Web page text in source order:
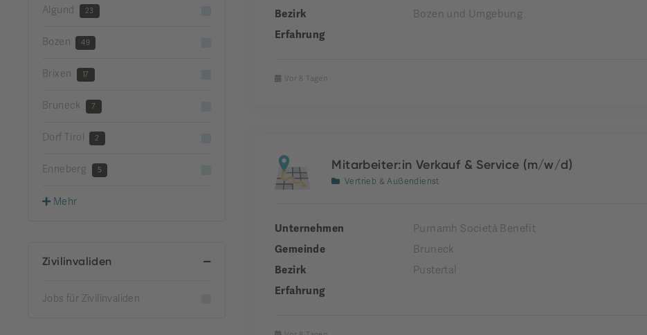
Algund 23
Bozen 49
Brixen 17
Bruneck 7
Dorf Tirol 2
Enneberg 5
Mehr
Zivilinvaliden
Jobs für Zivilinvaliden
Bezirk
Bozen und Umgebung
Erfahrung
Vor 8 Tagen
Mitarbeiter:in Verkauf & Service (m/w/d)
Vertrieb & Außendienst
Unternehmen
Purnamh Società Benefit
Gemeinde
Bruneck
Bezirk
Pustertal
Erfahrung